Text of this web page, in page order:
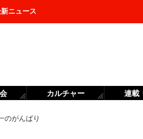
ニュース
のがんばり
カルチャー 連載